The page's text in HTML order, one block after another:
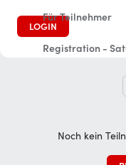
Für Teilnehmer
Registration -
Noch kein
LOGIN